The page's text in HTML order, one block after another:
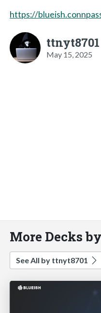
https://
ttnyt8701
May 15, 2025
More Decks
See All by ttnyt8701